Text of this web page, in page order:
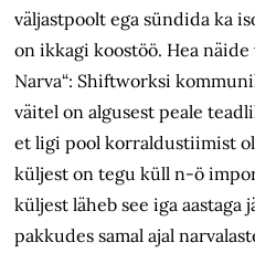
väljastpoolt ega sündida ka
on ikkagi koostöö. Hea
Narva“: Shiftworksi
väitel on algusest peale
et ligi pool korraldustiimist
küljest on tegu küll n-ö
küljest läheb see iga aastaga
pakkudes samal ajal